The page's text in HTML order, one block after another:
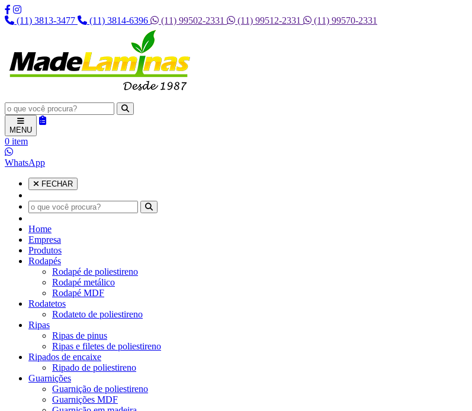
(11) 3813-3477 (11) 3814-6396 (11) 99502-2331 (11) 99512-2331 (11) 99570-2331
MENU
0 item
WhatsApp
FECHAR
Home
Empresa
Produtos
Rodapés
Rodapé de poliestireno
Rodapé metálico
Rodapé MDF
Rodatetos
Rodateto de poliestireno
Ripas
Ripas de pinus
Ripas e filetes de poliestireno
Ripados de encaixe
Ripado de poliestireno
Guarnições
Guarnição de poliestireno
Guarnições MDF